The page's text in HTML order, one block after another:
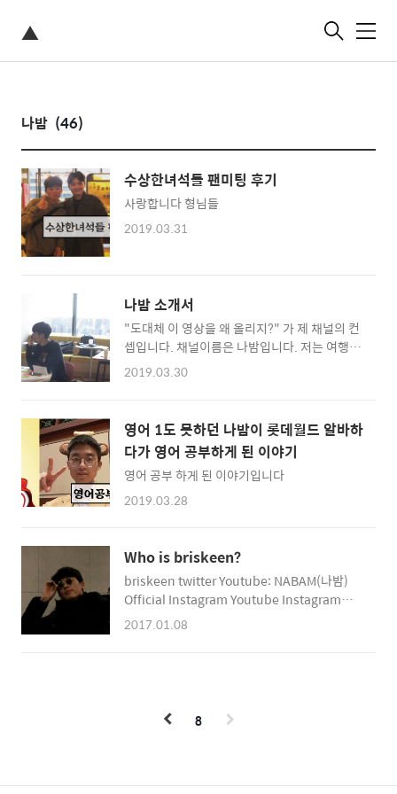
▲ 메
나밤 (46)
수상한녀석들 팬미팅 후기
사랑합니다 형님들
2019.03.31
나밤 소개서
"도대체 이 영상을 왜 올리지?" 가 제 채널의 컨
셉입니다. 채널이름은 나밤입니다. 저는 여행을
굉장히 좋아하고 이것 저것 다양한 경험들을 많
고 있고 2019년 1월초 60명정도 였던 구독자가
2019년 2월중순 245명에 이를정도로 폭풍 성
장해가고 있습니다. 일단 제가 가능한 분야가 제
한이 없기때문에 구독자 분들도 손쉽게 영상을
볼 수 있을것 같은 점이 있고 저는 네이버에 인
https://tv.naver.com/v/61558 이 네이버 국
을 달았고 군대를 갔던 시절과 중간에 외국을 길
게..
2019.03.30
영어 1도 못하던 나밤이 롯데월드 알바하
다가 영어 공부하게 된 이야기
영어 공부 하게 된 이야기입니다
2019.03.28
Who is briskeen?
briskeen twitter Youtube: NABAM(나밤)
Official Instagram Youtube Instagram
Photrange Instagram 인생 목표 유명한 것으
1.21 MON 참가 Frip 대화가 필요해, 광화문 여
행 host Frip We need talk, Trip in
2017.01.08
8